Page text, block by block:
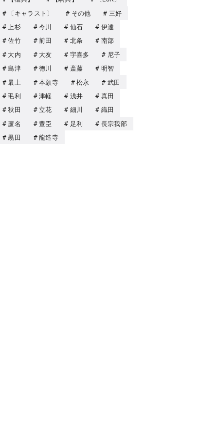
〔キャラスト〕
その他
三好
上杉
今川 仙石
伊達
佐竹
前田 北条
南部
大内
大友 宇喜多
尼子
島津
徳川 斎藤
明智
最上
本願寺 松永
武田
毛利
津軽 浅井
真田
秋田
立花 細川
織田
蘆名
豊臣 足利
長宗我部
黒田
龍造寺